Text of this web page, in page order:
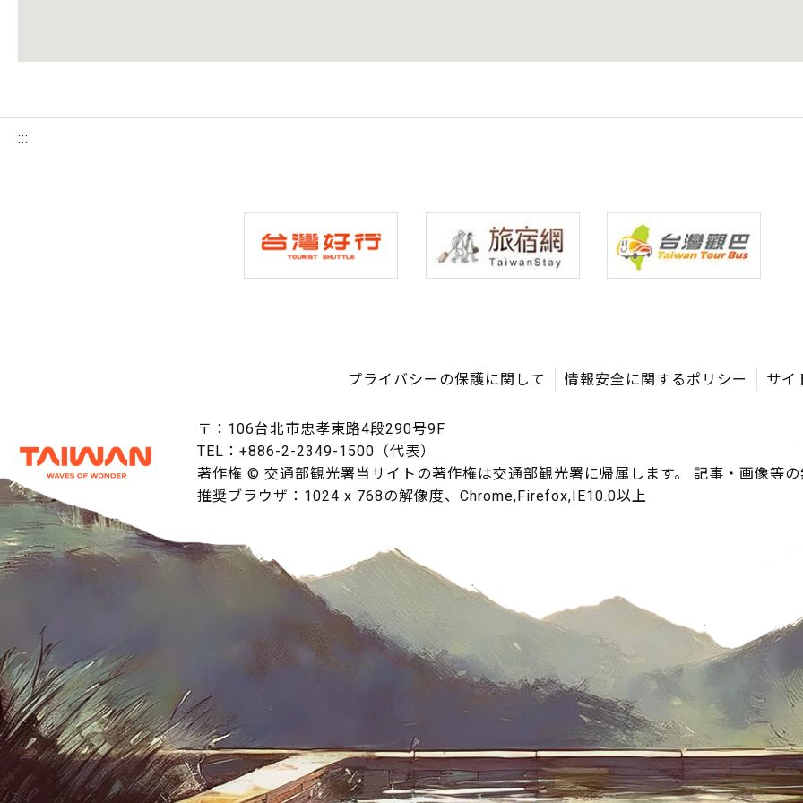
:::
プライバシーの保護に関して 情報安全に関するポリシー サイ
〒：106台北市忠孝東路4段290号9F
TEL：+886-2-2349-1500（代表）
著作権 © 交通部観光署当サイトの著作権は交通部観光署に帰属します。 記事・画像等
推奨ブラウザ：1024 x 768の解像度、Chrome,Firefox,IE10.0以上